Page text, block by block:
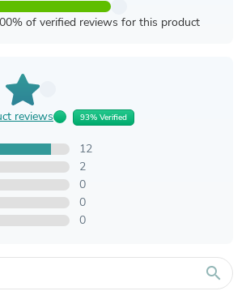
of verified reviews for this product
reviews 93% Verified
12
2
0
0
0
search